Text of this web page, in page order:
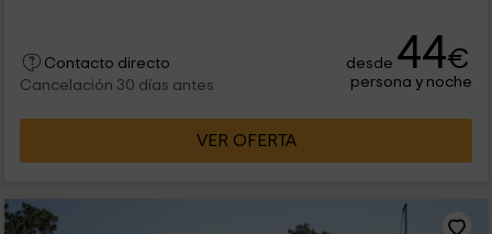
Contacto directo
Cancelación 30 días antes
desde 44€
persona y noche
VER OFERTA